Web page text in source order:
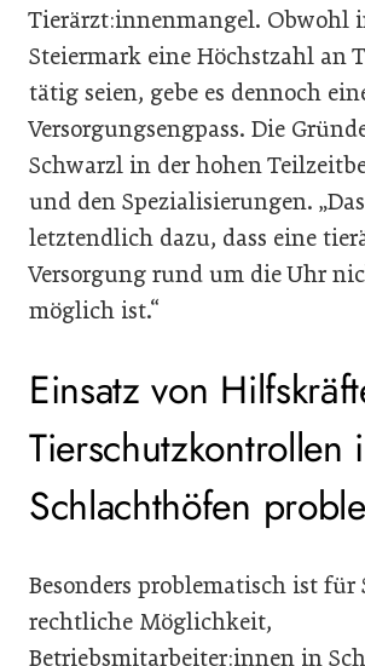
Tierärzt:innenmangel. Obwohl
Steiermark eine Höchstzahl an
tätig seien, gebe es dennoch
Versorgungsengpass. Die
Schwarzl in der hohen
und den Spezialisierungen.
letztendlich dazu, dass eine
Versorgung rund um die Uhr
möglich ist.“
Einsatz von
Tierschutzkontrollen
Schlachthöfen
Besonders problematisch ist für
rechtliche Möglichkeit,
Betriebsmitarbeiter:innen in